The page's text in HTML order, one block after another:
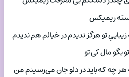
ریمیکس
تو هرگز ندیدم در خیالم هم ندیدم
بگو مال کی تو
هر چه که باید در دلو جان می‌رسیدم من